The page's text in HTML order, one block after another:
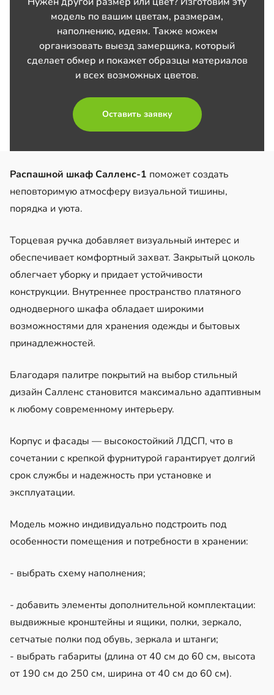
модель по вашим цветам, размерам,
наполнению, идеям. Также можем
организовать выезд замерщика, который
сделает обмер и покажет образцы материалов
и всех возможных цветов.
Оставить заявку
Распашной шкаф Салленс-1 поможет создать
неповторимую атмосферу визуальной тишины,
порядка и уюта.
Торцевая ручка добавляет визуальный интерес и
обеспечивает комфортный захват. Закрытый цоколь
облегчает уборку и придает устойчивости
конструкции. Внутреннее пространство платяного
однодверного шкафа обладает широкими
возможностями для хранения одежды и бытовых
принадлежностей.
Благодаря палитре покрытий на выбор стильный
дизайн Салленс становится максимально адаптивным
к любому современному интерьеру.
Корпус и фасады — высокостойкий ЛДСП, что в
сочетании с крепкой фурнитурой гарантирует долгий
срок службы и надежность при установке и
эксплуатации.
Модель можно индивидуально подстроить под
особенности помещения и потребности в хранении:
- выбрать схему наполнения;
- добавить элементы дополнительной комплектации:
выдвижные кронштейны и ящики, полки, зеркало,
сетчатые полки под обувь, зеркала и штанги;
- выбрать габариты (длина от 40 см до 60 см, высота
от 190 см до 250 см, ширина от 40 см до 60 см).